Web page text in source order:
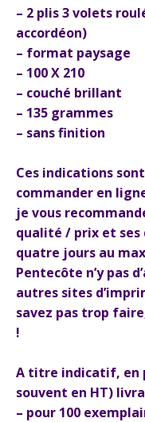
– 2 plis 3 volets
accordéon)
– format paysage
– 100 X 210
– couché brillant
– 135 grammes
– sans finition
Ces indications
commander en
je vous
qualité / prix et ses
quatre jours au
Pentecôte n’y pas
autres sites
savez pas trop
!
A titre indicatif, en
souvent en HT)
– pour 100